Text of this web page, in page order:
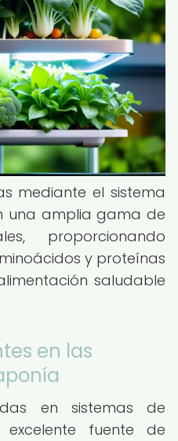
mediante el sistema
una amplia gama de
proporcionando
y proteínas
saludable
en las
en sistemas de
fuente de